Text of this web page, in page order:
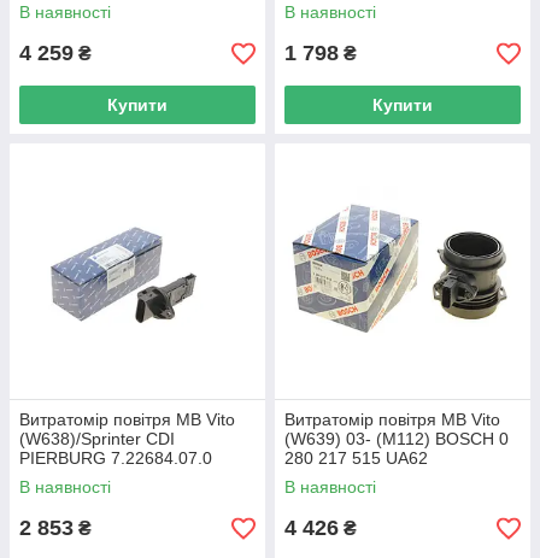
UA62
В наявності
4 259 ₴
Купити
В наявності
1 798 ₴
Купити
Витратомір повітря MB Vito
(W638)/Sprinter CDI
PIERBURG 7.22684.07.0
UA62
В наявності
2 853 ₴
Витратомір повітря MB Vito
(W639) 03- (M112) BOSCH 0
280 217 515 UA62
В наявності
4 426 ₴